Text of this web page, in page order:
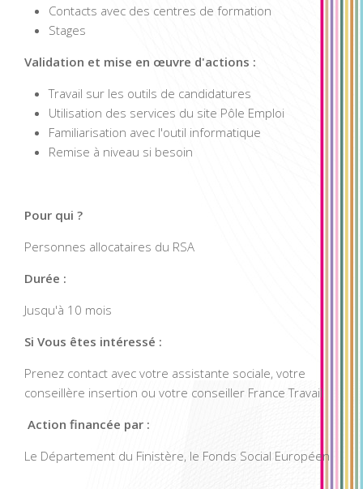
Contacts avec des centres de formation
Stages
Validation et mise en œuvre d'actions :
Travail sur les outils de candidatures
Utilisation des services du site Pôle Emploi
Familiarisation avec l'outil informatique
Remise à niveau si besoin
Pour qui ?
Personnes allocataires du RSA
Durée :
Jusqu'à 10 mois
Si Vous êtes intéressé :
Prenez contact avec votre assistante sociale, votre
conseillère insertion ou votre conseiller France Travail
Action financée par :
Le Département du Finistère, le Fonds Social Européen